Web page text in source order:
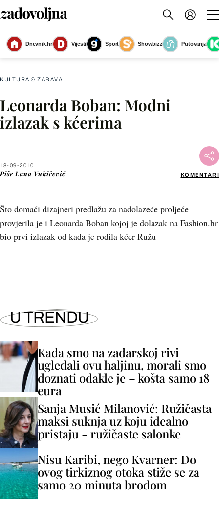
Dnevnik.hr Vijesti Sport Showbizz
Putovanja
Slika nije dostupna
KULTURA & ZABAVA
Leonarda Boban: Modni
izlazak s kćerima
18-09-2010
Piše Lana Vukičević KOMENTARI
Što domaći dizajneri predlažu za nadolazeće proljeće
provjerila je i Leonarda Boban kojoj je dolazak na Fashion.hr
bio prvi izlazak od kada je rodila kćer Ružu
Facebook
WhatsApp
U TRENDU
Kada smo na zadarskoj rivi
ugledali ovu haljinu, morali smo
doznati odakle je – košta samo 18
eura
Sanja Musić Milanović: Ružičasta
maksi suknja uz koju idealno
pristaju - ružičaste salonke
Nisu Karibi, nego Kvarner: Do
ovog tirkiznog otoka stiže se za
samo 20 minuta brodom